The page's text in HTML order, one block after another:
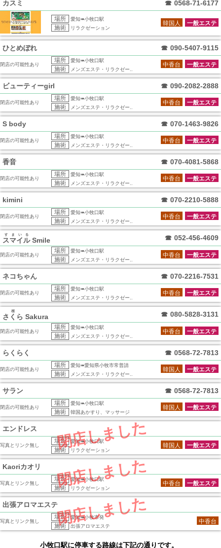
カスミ ☎ 0568-71-6177
場所 愛知➠小牧口駅
施術 リラクゼーション
一般エステ
韓国人
ひとめぼれ ☎ 090-5407-9115
閉店の可能性あり
場所 愛知➠小牧口駅
施術 メンズエステ・リラクゼー..
一般エステ
中香台
ビューティーgirl ☎ 090-2082-2888
閉店の可能性あり
場所 愛知➠小牧口駅
施術 メンズエステ・リラクゼー..
一般エステ
中香台
S body ☎ 070-1463-9826
閉店の可能性あり
場所 愛知➠小牧口駅
施術 メンズエステ・リラクゼー..
一般エステ
中香台
香音 ☎ 070-4081-5868
閉店の可能性あり
場所 愛知➠小牧口駅
施術 メンズエステ・リラクゼー..
一般エステ
中香台
kimini ☎ 070-2210-5888
閉店の可能性あり
場所 愛知➠小牧口駅
施術 メンズエステ・リラクゼー..
一般エステ
中香台
スマイル
すまいる
Smile ☎ 052-456-4609
閉店の可能性あり
場所 愛知➠小牧口駅
施術 メンズエステ・リラクゼー..
一般エステ
中香台
ネコちゃん ☎ 070-2216-7531
閉店の可能性あり
場所 愛知➠小牧口駅
施術 メンズエステ・リラクゼー..
一般エステ
中香台
さくら
桜
Sakura ☎ 080-5828-3131
閉店の可能性あり
場所 愛知➠小牧口駅
施術 メンズエステ・リラクゼー..
一般エステ
中香台
らくらく ☎ 0568-72-7813
閉店の可能性あり
場所 愛知➠愛知県小牧市常普請
施術 メンズエステ・リラクゼー..
一般エステ
韓国人
サラン ☎ 0568-72-7813
閉店の可能性あり
場所 愛知➠小牧口駅
施術 韓国あかすり、マッサージ
一般エステ
韓国人
閉店しました
エンドレス
写真とリンク無し
場所 愛知➠小牧口駅
施術 リラクゼーション
一般エステ
韓国人
閉店しました
Kaoriカオリ
写真とリンク無し
場所 愛知➠小牧口駅
施術 リラクゼーション
一般エステ
中香台
閉店しました
出張アロマエステ
写真とリンク無し
場所 愛知➠小牧市発
施術 出張アロマエステ
中香台
小牧口駅に停車する路線は下記の通りです。